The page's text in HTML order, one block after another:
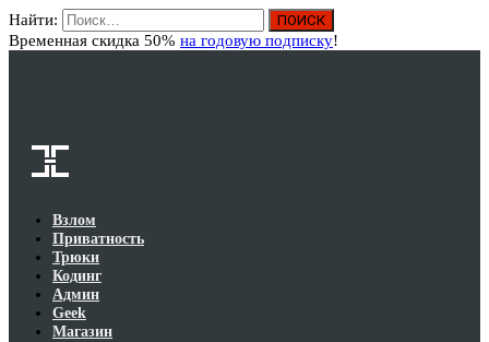
Найти:
Временная скидка 50% на годовую подписку!
Взлом
Приватность
Трюки
Кодинг
Админ
Geek
Магазин